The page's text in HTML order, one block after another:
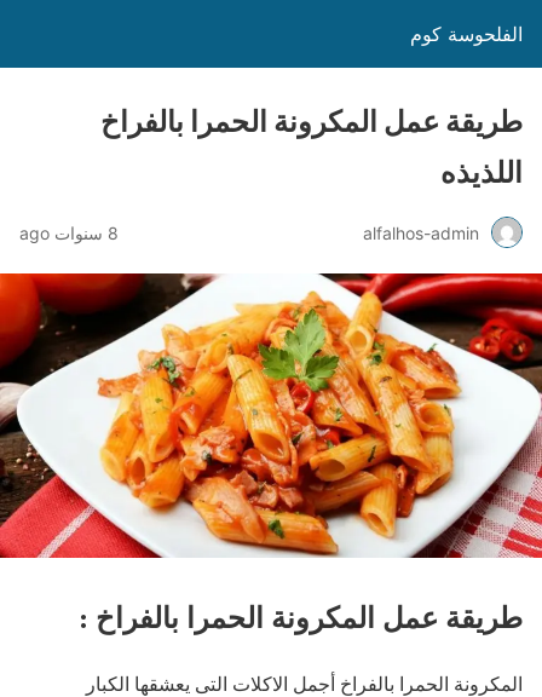
الفلحوسة كوم
طريقة عمل المكرونة الحمرا بالفراخ
اللذيذه
alfalhos-admin 8 سنوات ago
طريقة عمل المكرونة الحمرا بالفراخ :
المكرونة الحمرا بالفراخ أجمل الاكلات التى يعشقها الكبار